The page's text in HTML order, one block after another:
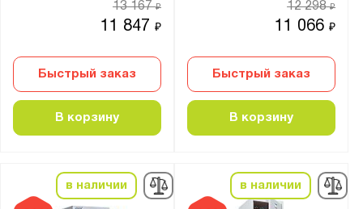
11 847₽
13 167₽
Быстрый заказ
В корзину
11 066₽
12 298₽
Быстрый заказ
В корзину
в наличии в наличии
Количество секций:
2